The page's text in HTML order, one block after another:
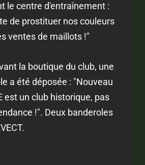
le centre d'entraînement :
de prostituer nos couleurs
ventes de maillots !"
la boutique du club, une
a été déposée : "Nouveau
est un club historique, pas
!". Deux banderoles